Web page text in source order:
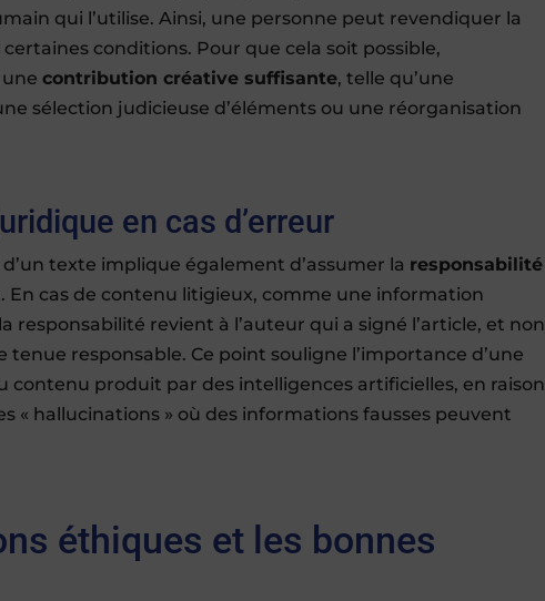
qui l’utilise. Ainsi, une personne peut revendiquer la
conditions. Pour que cela soit possible,
unecontribution créative suffisante, telle qu’une
sélection judicieuse d’éléments ou une réorganisation
en cas d’erreur
texte implique également d’assumer la responsabilité
En cas de contenu litigieux, comme une information
responsabilité revient à l’auteur qui a signé l’article, et non
tenue responsable. Ce point souligne l’importance d’une
contenu produit par des intelligences artificielles, en raison
« hallucinations » où des informations fausses peuvent
éthiques et les bonnes